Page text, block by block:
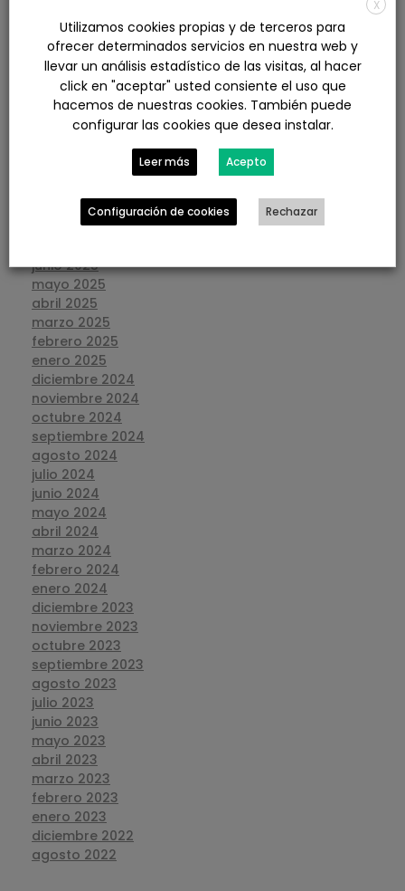
julio 2026
junio 2026
mayo 2026
abril 2026
marzo 2026
febrero 2026
enero 2026
diciembre 2025
noviembre 2025
septiembre 2025
agosto 2025
junio 2025
mayo 2025
abril 2025
marzo 2025
febrero 2025
enero 2025
diciembre 2024
noviembre 2024
octubre 2024
septiembre 2024
agosto 2024
julio 2024
junio 2024
mayo 2024
abril 2024
marzo 2024
febrero 2024
enero 2024
diciembre 2023
noviembre 2023
octubre 2023
septiembre 2023
agosto 2023
julio 2023
junio 2023
mayo 2023
abril 2023
marzo 2023
febrero 2023
enero 2023
diciembre 2022
agosto 2022
X
Utilizamos cookies propias y de terceros para
ofrecer determinados servicios en nuestra web y
llevar un análisis estadístico de las visitas, al hacer
click en "aceptar" usted consiente el uso que
hacemos de nuestras cookies. También puede
configurar las cookies que desea instalar.
Leer más Acepto
Configuración de cookies Rechazar